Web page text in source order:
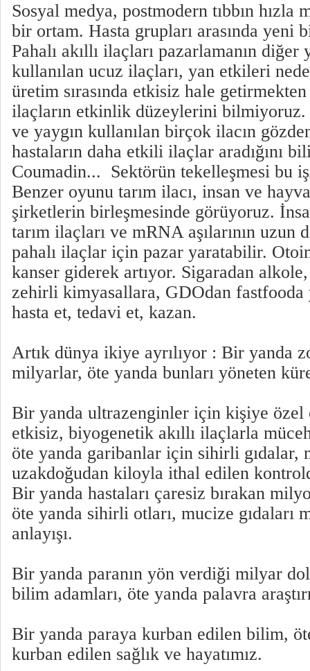
Sosyal medya, postmodern tıbbın hızla
bir ortam. Hasta grupları arasında yeni
Pahalı akıllı ilaçları pazarlamanın
kullanılan ucuz ilaçları, yan etkileri
üretim sırasında etkisiz hale
ilaçların etkinlik düzeylerini
ve yaygın kullanılan birçok ilacın
hastaların daha etkili ilaçlar aradığını
Coumadin... Sektörün tekelleşmesi bu
Benzer oyunu tarım ilacı, insan ve
şirketlerin birleşmesinde görüyoruz.
tarım ilaçları ve mRNA aşılarının uzun
pahalı ilaçlar için pazar yaratabilir.
kanser giderek artıyor. Sigaradan
zehirli kimyasallara, GDOdan fastfooda
hasta et, tedavi et, kazan.
Artık dünya ikiye ayrılıyor : Bir yanda
milyarlar, öte yanda bunları yöneten
Bir yanda ultrazenginler için kişiye özel
etkisiz, biyogenetik akıllı ilaçlarla
öte yanda garibanlar için sihirli gıdalar,
uzakdoğudan kiloyla ithal edilen
Bir yanda hastaları çaresiz bırakan
öte yanda sihirli otları, mucize gıdaları
anlayışı.
Bir yanda paranın yön verdiği milyar
bilim adamları, öte yanda palavra
Bir yanda paraya kurban edilen bilim,
kurban edilen sağlık ve hayatımız.